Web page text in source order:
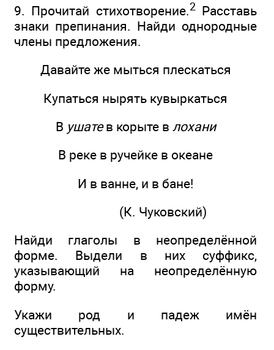
9. Прочитай стихотворение.2Расставь
знаки препинания. Найди однородные
члены предложения.
Давайте же мыться плескаться
Купаться нырять кувыркаться
В ушатев корыте в лохани
В реке в ручейке в океане
И в ванне, и в бане!
(К. Чуковский)
Найди глаголы в неопределённой
форме. Выдели в них суффикс,
указывающий на неопределённую
форму.
Укажи род и падеж имён
существительных.